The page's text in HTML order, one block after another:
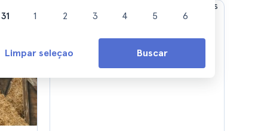
31 1 2 3 4 5 6
Limpar seleçao Buscar